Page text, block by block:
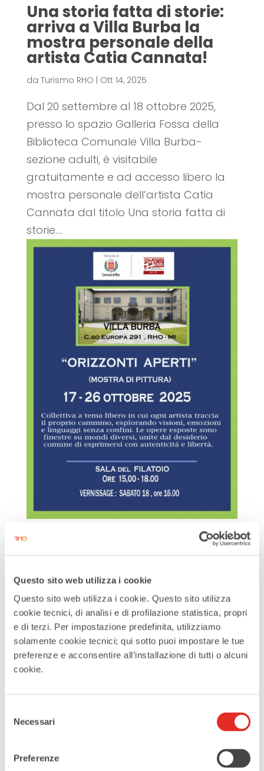
Questo sito web utilizza i cookie
Questo sito web utilizza i cookie. Questo sito utilizza
cookie tecnici, di analisi e di profilazione statistica, propri
e di terzi. Per impostazione predefinita, utilizziamo
solamente cookie tecnici; qui sotto puoi impostare le tue
preferenze e acconsentire all’installazione di tutti o alcuni
cookie.
delNecessari
Preferenze
Una storia fatta di storie:
arriva a Villa Burba la
mostra personale della
artista Catia Cannata!
da Turismo RHO | Ott 14, 2025
Dal 20 settembre al 18 ottobre 2025,
presso lo spazio Galleria Fossa della
Biblioteca Comunale Villa Burba-
sezione adulti, è visitabile
gratuitamente e ad accesso libero la
mostra personale dell’artista Catia
Cannata dal titolo Una storia fatta di
storie....
Orizzonti Aperti: Villa
Burba ospita la innovativa
contemporanea
daTurismo RHO|Ott 13, 2025
Dal 17 al 26 ottobre, ogni giorno dalle
15:00 alle 18:00, la Sala del Filatoio di Villa
Burba ospita Orizzonti Aperti, una
sfumature, intuizioni e sperimentazioni.
Cerca